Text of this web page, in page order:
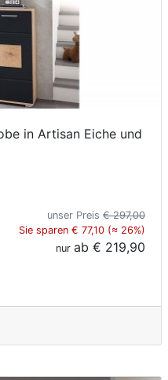
in Artisan Eiche und
unser Preis € 297,00
Sie sparen € 77,10 (≈ 26%)
nur ab € 219,90